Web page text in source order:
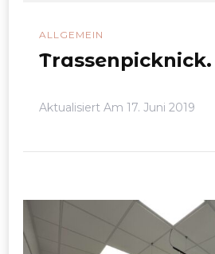
ALLGEMEIN
Trassenpicknick.
Aktualisiert Am 17. Juni 2019